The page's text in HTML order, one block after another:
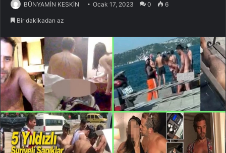
BÜNYAMİN KESKİN Ocak 17, 2023 0 6
Bir dakikadan az